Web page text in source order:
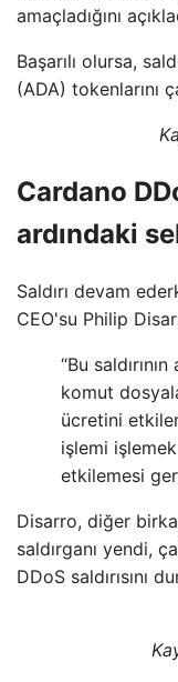
amaçladığını
Başarılı olursa,
(ADA) tokenlarını
Cardano
ardındaki
Saldırı devam
CEO'su Philip
“Bu
komut
ücretini
işlemi
etkilemesi
Disarro, diğer
saldırganı yendi,
DDoS saldırısını